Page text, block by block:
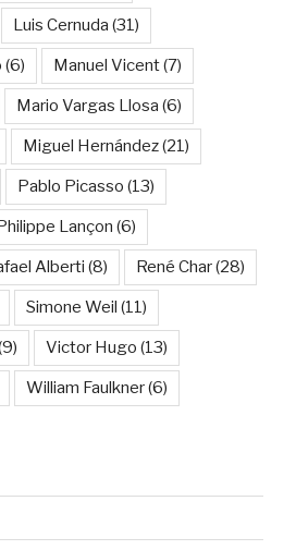
Luis Cernuda (31)
(6) Manuel Vicent(7)
Mario Vargas Llosa (6)
Miguel Hernández(21)
Pablo Picasso (13)
Lançon (6)
Alberti (8) René Char(28)
Simone Weil (11)
Victor Hugo (13)
William Faulkner(6)